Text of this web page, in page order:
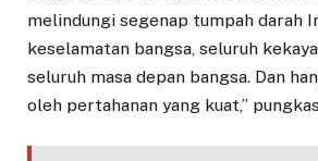
melindungi segenap tumpah darah
keselamatan bangsa, seluruh
seluruh masa depan bangsa. Dan
oleh pertahanan yang kuat,”